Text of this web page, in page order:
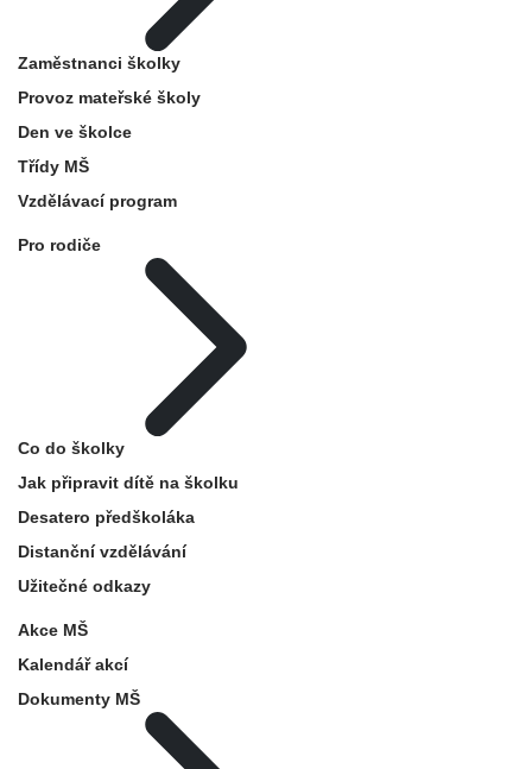
Zaměstnanci školky
Provoz mateřské školy
Den ve školce
Třídy MŠ
Vzdělávací program
Pro rodiče
Co do školky
Jak připravit dítě na školku
Desatero předškoláka
Distanční vzdělávání
Užitečné odkazy
Akce MŠ
Kalendář akcí
Dokumenty MŠ